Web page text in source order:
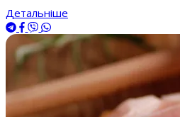
Детальніше